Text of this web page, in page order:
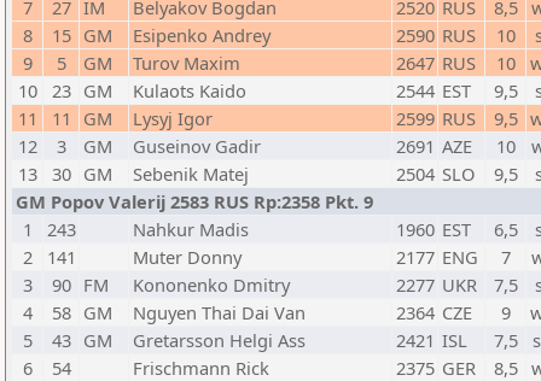
7
27 IM Belyakov Bogdan 2520 RUS 8,5
8
15 GM Esipenko Andrey 2590 RUS 10
9
5 GM Turov Maxim 2647 RUS 10
10 23 GM Kulaots Kaido 2544 EST 9,5
11
11 GM Lysyj Igor 2599 RUS 9,5
12
3 GM Guseinov Gadir 2691 AZE 10
13 30 GM Sebenik Matej 2504 SLO 9,5
GM Popov Valerij 2583 RUS Rp:2358 Pkt. 9
1
243 Nahkur Madis 1960 EST 6,5
2
141 Muter Donny 2177 ENG 7
3
90 FM Kononenko Dmitry 2277 UKR 7,5
4
58 GM Nguyen Thai Dai Van 2364 CZE 9
5
43 GM Gretarsson Helgi Ass 2421 ISL 7,5
6
54 Frischmann Rick 2375 GER 8,5